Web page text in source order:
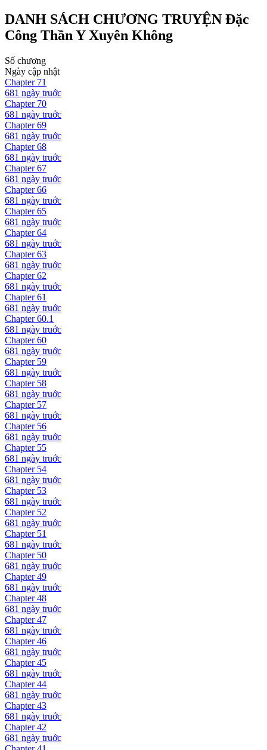
DANH SÁCH CHƯƠNG TRUYỆN Đặc
Công Thần Y Xuyên Không
Số chương
Ngày cập nhật
Chapter 71
681 ngày truớc
Chapter 70
681 ngày truớc
Chapter69
681 ngày truớc
Chapter68
681 ngày truớc
Chapter67
681 ngày truớc
Chapter66
681 ngày truớc
Chapter65
681 ngày truớc
Chapter64
681 ngày truớc
Chapter63
681 ngày truớc
Chapter62
681 ngày truớc
Chapter61
681 ngày truớc
Chapter60.1
681 ngày truớc
Chapter60
681 ngày truớc
Chapter 59
681 ngày truớc
Chapter 58
681 ngày truớc
Chapter 57
681 ngày truớc
Chapter 56
681 ngày truớc
Chapter 55
681 ngày truớc
Chapter 54
681 ngày truớc
Chapter 53
681 ngày truớc
Chapter 52
681 ngày truớc
Chapter 51
681 ngày truớc
Chapter 50
681 ngày truớc
Chapter49
681 ngày truớc
Chapter48
681 ngày truớc
Chapter47
681 ngày truớc
Chapter46
681 ngày truớc
Chapter45
681 ngày truớc
Chapter44
681 ngày truớc
Chapter43
681 ngày truớc
Chapter42
681 ngày truớc